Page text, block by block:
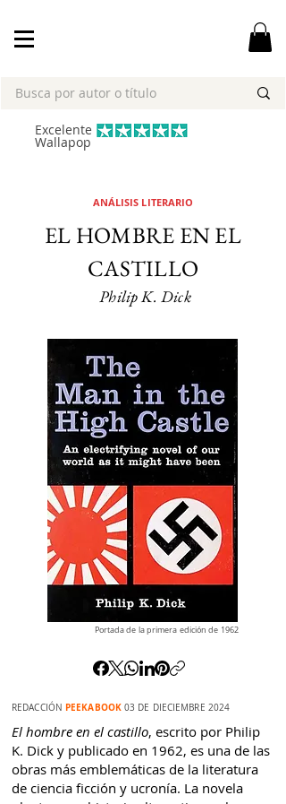
Excelente
Wallapop
ANÁLISIS LITERARIO
EL HOMBRE EN EL
CASTILLO
Philip K. Dick
Portada de la primera edición de 1962
REDACCIÓN PEEKABOOK 03 DE DIECIEMBRE 2024
El hombre en el castillo, escrito por Philip
K. Dick y publicado en 1962, es una de las
obras más emblemáticas de la literatura
de ciencia ficción y ucronía. La novela